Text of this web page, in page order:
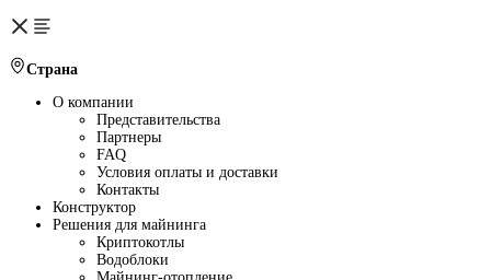
Страна
О компании
Представительства
Партнеры
FAQ
Условия оплаты и доставки
Контакты
Конструктор
Решения для майнинга
Криптокотлы
Водоблоки